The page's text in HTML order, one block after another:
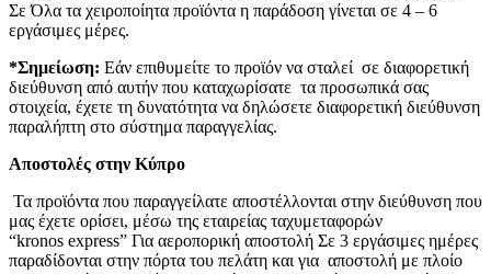
Σε Όλα τα χειροποίητα προϊόντα η παράδοση γίνεται σε 4 – 6
εργάσιμες μέρες.
*Σημείωση: Εάν επιθυμείτε το προϊόν να σταλεί σε διαφορετική
διεύθυνση από αυτήν που καταχωρίσατε τα προσωπικά σας
στοιχεία, έχετε τη δυνατότητα να δηλώσετε διαφορετική διεύθυνση
παραλήπτη στο σύστημα παραγγελίας.
Αποστολές στην Κύπρο
Τα προϊόντα που παραγγείλατε αποστέλλονται στην διεύθυνση που
μας έχετε ορίσει, μέσω της εταιρείας ταχυμεταφορών
“kronos express” Για αεροπορική αποστολή Σε 3 εργάσιμες ημέρες
παραδίδονται στην πόρτα του πελάτη και για αποστολή με πλοίο